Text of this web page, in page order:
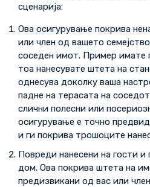
сценарија:
Ова осигурување покрива
или член од вашето
соседен имот. Пример имате
тоа нанесувате штета на
однесува доколку ваша
падне на терасата на
слични полесни или
осигурување е точно
и ги покрива трошоците
Повреди нанесени на гости
дом. Ова покрива штета на
предизвикани од вас или